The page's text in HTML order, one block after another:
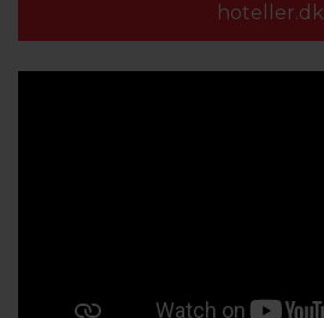
hoteller.dk